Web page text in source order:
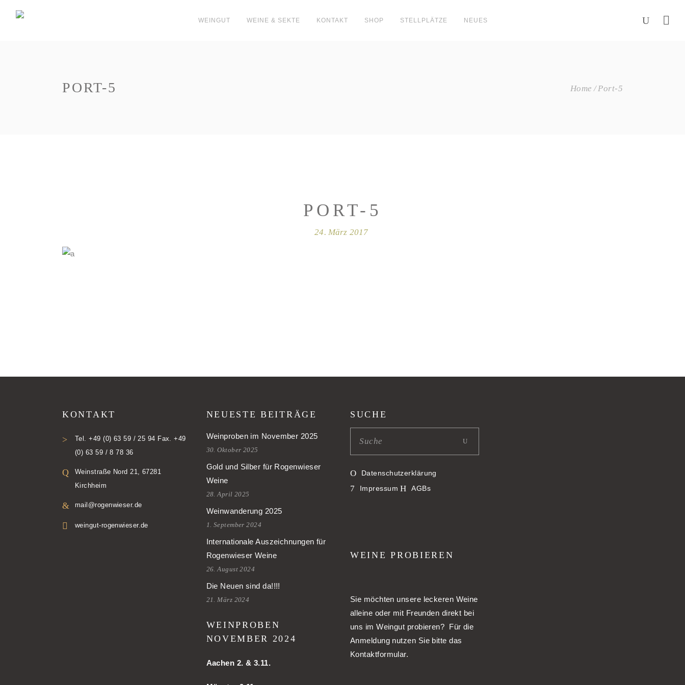
WEINGUT WEINE & SEKTE KONTAKT SHOP STELLPLÄTZE NEUES
PORT-5 Home Port-5
PORT-5
24. März 2017
KONTAKT
Tel. +49 (0) 63 59 / 25 94 Fax. +49
(0) 63 59 / 8 78 36
Weinstraße Nord 21, 67281
Kirchheim
mail@rogenwieser.de
weingut-rogenwieser.de
NEUESTE BEITRÄGE
Weinproben im November 2025
30. Oktober 2025
Gold und Silber für Rogenwieser
Weine
28. April 2025
Weinwanderung 2025
1. September 2024
Internationale Auszeichnungen für
Rogenwieser Weine
26. August 2024
Die Neuen sind da!!!!
21. März 2024
WEINPROBEN
NOVEMBER 2024
Aachen 2. & 3.11.
SUCHE
Datenschutzerklärung
Impressum
AGBs
WEINE PROBIEREN
Sie möchten unsere leckeren Weine
alleine oder mit Freunden direkt bei
uns im Weingut probieren? Für die
Anmeldung nutzen Sie bitte das
Kontaktformular.